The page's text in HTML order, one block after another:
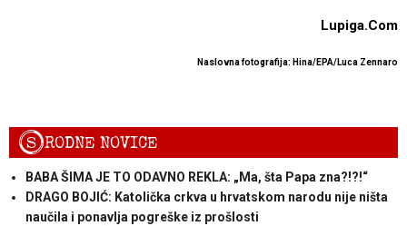
Lupiga.Com
Naslovna fotografija: Hina/EPA/Luca Zennaro
SRODNE NOVICE
BABA ŠIMA JE TO ODAVNO REKLA: „Ma, šta Papa zna?!?!“
DRAGO BOJIĆ: Katolička crkva u hrvatskom narodu nije ništa
naučila i ponavlja pogreške iz prošlosti